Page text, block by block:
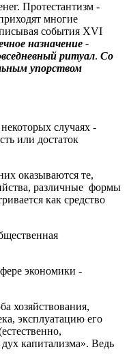
Протестантизм -
многие
события XVI
назначение -
ритуал. Со
упорством
случаях -
или достаток
оказываются те,
различные формы
как средство
экономики -
хозяйствования,
эксплуатацию его
капитализма». Ведь